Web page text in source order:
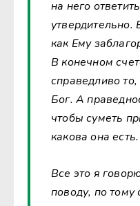
на него
утвердительно.
как Ему
В конечном
справедливо
Бог. А
чтобы суметь
какова она есть.
Все это я
поводу, по тому